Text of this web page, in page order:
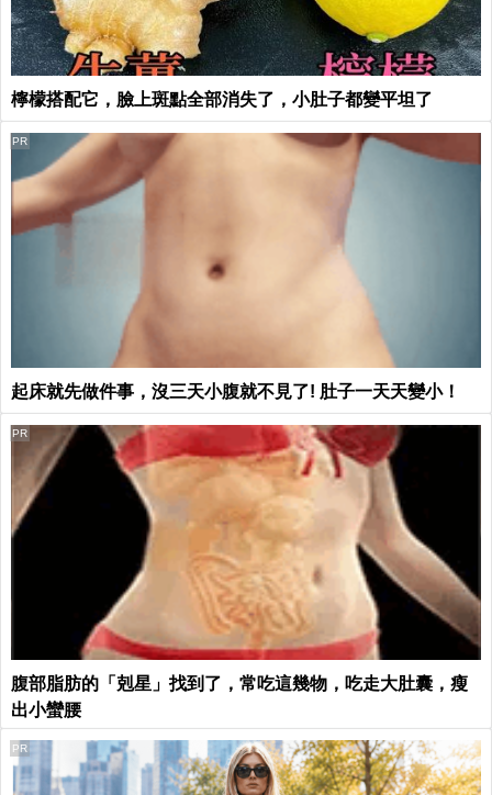
檸檬搭配它，臉上斑點全部消失了，小肚子都變平坦了
起床就先做件事，沒三天小腹就不見了! 肚子一天天變小！
PR
腹部脂肪的「剋星」找到了，常吃這幾物，吃走大肚囊，瘦
出小蠻腰
PR
PR